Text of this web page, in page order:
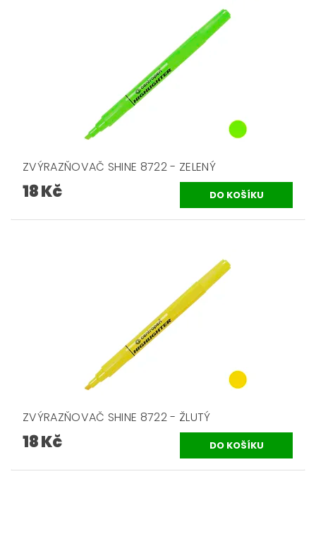
ZVÝRAZŇOVAČ SHINE 8722 - ZELENÝ
18 Kč
ZVÝRAZŇOVAČ SHINE 8722 - ŽLUTÝ
18 Kč